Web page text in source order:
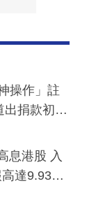
操作」註
出捐款初
息港股 入
達9.93